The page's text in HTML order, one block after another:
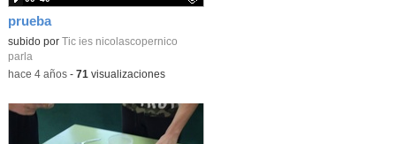
prueba
Contenido educativo.
subido por
Tic ies nicolascopernico
parla
-hace 4 años- 71 visualizaciones